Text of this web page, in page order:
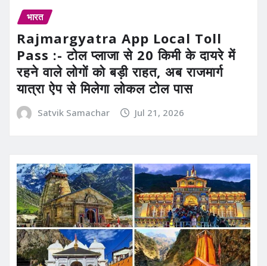
भारत
Rajmargyatra App Local Toll
Pass :- टोल प्लाजा से 20 किमी के दायरे में
रहने वाले लोगों को बड़ी राहत, अब राजमार्ग
यात्रा ऐप से मिलेगा लोकल टोल पास
Satvik Samachar Jul 21, 2026